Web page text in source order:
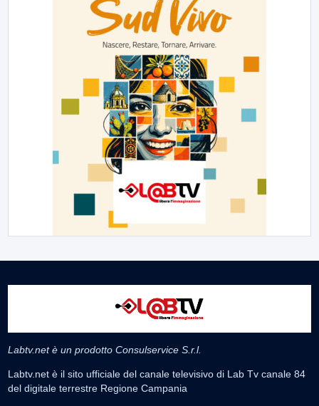
Labtv.net è un prodotto Consulservice S.r.l.
Labtv.net è il sito ufficiale del canale televisivo di Lab Tv canale 84
del digitale terrestre Regione Campania